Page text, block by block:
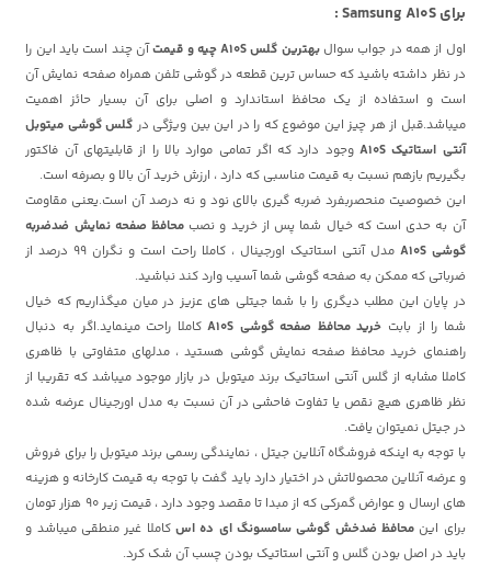
برای Samsung A10S :
اول از همه در جواب سوالبهترین گلس A10S چیه و قیمت آن چند است باید این را
در نظر داشته باشید که حساس ترین قطعه در گوشی تلفن همراه صفحه نمایش آن
است و استفاده از یک محافظ استاندارد و اصلی برای آن بسیار حائز اهمیت
میباشد.قبل از هر چیز این موضوع که را در این بین ویژگی در گلس گوشی میتوبل
آنتی استاتیک A10S
وجود دارد که اگر تمامی موارد بالا را از قابلیتهای آن فاکتور
بگیریم بازهم نسبت به قیمت مناسبی که دارد ، ارزش خرید آن بالا و بصرفه است.
این خصوصیت منحصربفرد ضربه گیری بالای نود و نه درصد آن است.یعنی مقاومت
آن به حدی است که خیال شما پس از خرید و نصب محافظ صفحه نمایش ضدضربه
گوشی A10S
مدل آنتی استاتیک اورجینال ، کاملا راحت است و نگران 99 درصد از
ضرباتی که ممکن به صفحه گوشی شما آسیب وارد کند نباشید.
در پایان این مطلب دیگری را با شما جیتلی های عزیز در میان میگذاریم که خیال
شما را از بابت خرید محافظ صفحه گوشی A10S
کاملا راحت مینماید.اگر به دنبال
راهنمای خرید محافظ صفحه نمایش گوشی هستید ، مدلهای متفاوتی با ظاهری
کاملا مشابه از گلس آنتی استاتیک برند میتوبل در بازار موجود میباشد که تقریبا از
نظر ظاهری هیچ نقص یا تفاوت فاحشی در آن نسبت به مدل اورجینال عرضه شده
در جیتل نمیتوان یافت.
با توجه به اینکه فروشگاه آنلاین جیتل ، نمایندگی رسمی برند میتوبل را برای فروش
و عرضه آنلاین محصولاتش در اختیار دارد باید گفت با توجه به قیمت کارخانه و هزینه
های ارسال و عوارض گمرکی که از مبدا تا مقصد وجود دارد ، قیمت زیر 90 هزار تومان
برای اینمحافظ ضدخش گوشی سامسونگ ای ده اسکاملا غیر منطقی میباشد و
باید در اصل بودن گلس و آنتی استاتیک بودن چسب آن شک کرد.